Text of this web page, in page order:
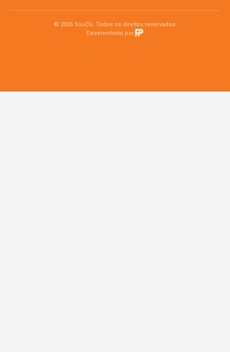
© 2026 SouCG. Todos os direitos reservados.
Desenvolvido por